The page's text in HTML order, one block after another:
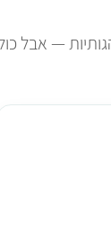
— אבל כולן